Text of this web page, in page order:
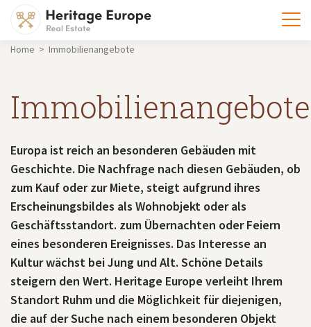
Home > Immobilienangebote
Immobilienangebote
Europa ist reich an besonderen Gebäuden mit
Geschichte. Die Nachfrage nach diesen Gebäuden, ob
zum Kauf oder zur Miete, steigt aufgrund ihres
Erscheinungsbildes als Wohnobjekt oder als
Geschäftsstandort. zum Übernachten oder Feiern
eines besonderen Ereignisses. Das Interesse an
Kultur wächst bei Jung und Alt. Schöne Details
steigern den Wert. Heritage Europe verleiht Ihrem
Standort Ruhm und die Möglichkeit für diejenigen,
die auf der Suche nach einem besonderen Objekt